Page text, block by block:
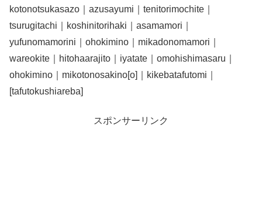
kotonotsukasazo｜azusayumi｜tenitorimochite｜
tsurugitachi｜koshinitorihaki｜asamamori｜
yufunomamorini｜ohokimino｜mikadonomamori｜
wareokite｜hitohaarajito｜iyatate｜omohishimasaru｜
ohokimino｜mikotonosakino[o]｜kikebatafutomi｜
[tafutokushiareba]
スポンサーリンク